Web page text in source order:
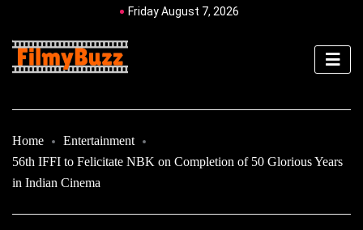
Friday August 7, 2026
Home
Entertainment
56th IFFI to Felicitate NBK on Completion of 50 Glorious Years
in Indian Cinema